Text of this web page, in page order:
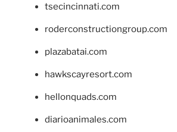
tsecincinnati.com
roderconstructiongroup.com
plazabatai.com
hawkscayresort.com
hellonquads.com
diarioanimales.com